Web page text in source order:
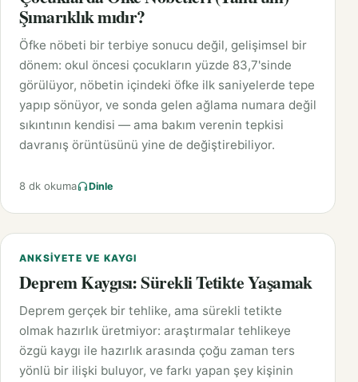
Şımarıklık mıdır?
Öfke nöbeti bir terbiye sonucu değil, gelişimsel bir
dönem: okul öncesi çocukların yüzde 83,7'sinde
görülüyor, nöbetin içindeki öfke ilk saniyelerde tepe
yapıp sönüyor, ve sonda gelen ağlama numara değil
sıkıntının kendisi — ama bakım verenin tepkisi
davranış örüntüsünü yine de değiştirebiliyor.
8 dk okuma Dinle
ANKSIYETE VE KAYGI
Deprem Kaygısı: Sürekli Tetikte Yaşamak
Deprem gerçek bir tehlike, ama sürekli tetikte
olmak hazırlık üretmiyor: araştırmalar tehlikeye
özgü kaygı ile hazırlık arasında çoğu zaman ters
yönlü bir ilişki buluyor, ve farkı yapan şey kişinin